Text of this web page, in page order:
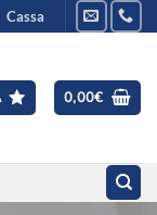
Cassa
0,00€